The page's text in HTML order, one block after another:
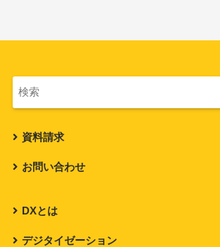
資料請求
お問い合わせ
DXとは
デジタイゼーション